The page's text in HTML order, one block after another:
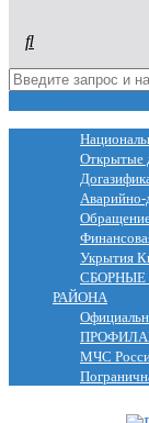
Открытые
Аварийно-
Укрытия
РАЙОНА
МЧС